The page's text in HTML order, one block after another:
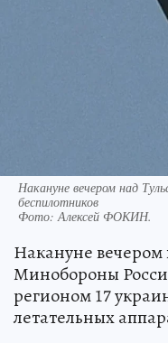
Накануне вечером над
беспилотников
Фото:Алексей ФОКИН.
Накануне
Минобороны
регионом 17
летательных